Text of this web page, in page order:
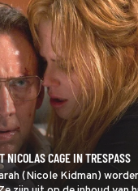
NICOLAS CAGE IN TRESPASS
(Nicole Kidman)